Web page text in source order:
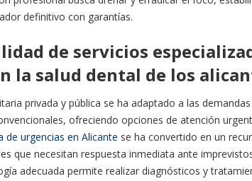
definitivo con garantías.
de servicios
la salud dental de los
privada y pública se ha adaptado a las
ofreciendo opciones de atención
de urgencias en Alicante se ha convertido en un
que necesitan respuesta inmediata ante
adecuada permite realizar diagnósticos y